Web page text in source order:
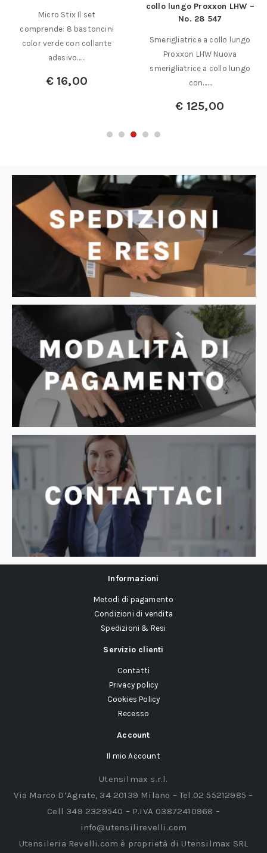
Micro Stix Il set
comprende: 8 bastoncini
color verde con collante
adesivo……
€16,00
collo lungo Proxxon LHW –
No. 28 547
Smerigliatrice a collo lungo
Proxxon LHW Nuova
smerigliatrice a collo lungo
con……
€ 125,00
Informazioni
Metodi di pagamento
Condizioni di vendita
Spedizioni & Resi
Servizio clienti
Contatti
Privacy policy
Cookies Policy
Recesso
Account
Il mio Account
Utensilmax s.r.l.
Via Marco D’Agrate, 34 20139 Milano – Tel.02 55212985 –
Cell 349 2329540 – P.IVA 03872410968 –
info@utensilirevelli.com
Utensileria Revelli.com è proprietà di Utensilmax SRL